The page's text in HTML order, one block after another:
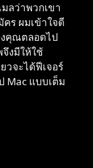
ลว่าพวกเขา
ร ผมเข้าใจดี
คุณตลอดไป
งมีให้ใช้
วจะได้ฟีเจอร์
Mac แบบเต็ม